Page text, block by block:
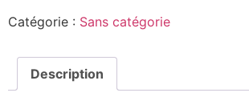
Catégorie : Sans catégorie
Description